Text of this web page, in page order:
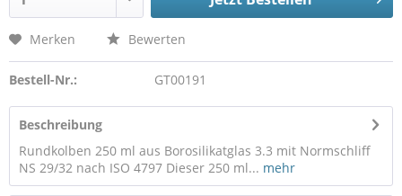
Merken Bewerten
Bestell-Nr.: GT00191
Beschreibung
Rundkolben 250 ml aus Borosilikatglas 3.3 mit Normschliff
NS 29/32 nach ISO 4797 Dieser 250 ml... mehr